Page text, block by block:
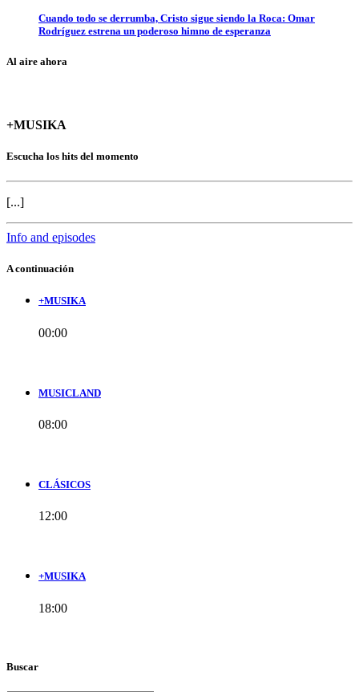
Cuando todo se derrumba, Cristo sigue siendo la Roca: Omar
Rodríguez estrena un poderoso himno de esperanza
Al aire ahora
+MUSIKA
Escucha los hits del momento
[...]
Info and episodes
A continuación
+MUSIKA
00:00
MUSICLAND
08:00
CLÁSICOS
12:00
+MUSIKA
18:00
Buscar